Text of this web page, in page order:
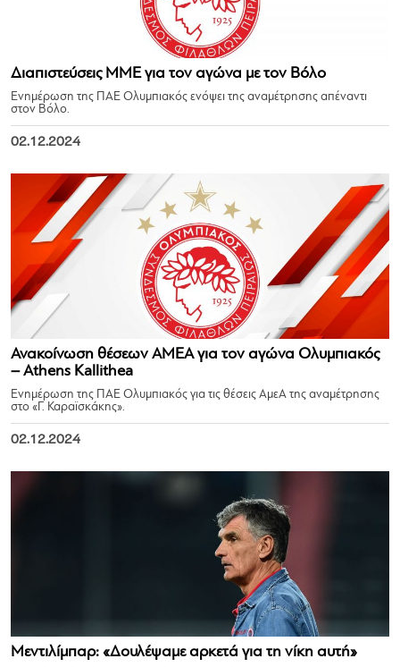
Διαπιστεύσεις ΜΜΕ για τον αγώνα με τον Βόλο
Ενημέρωση της ΠΑΕ Ολυμπιακός ενόψει της αναμέτρησης απέναντι
στον Βόλο.
02.12.2024
Ανακοίνωση θέσεων ΑΜΕΑ για τον αγώνα Ολυμπιακός
– Athens Kallithea
Ενημέρωση της ΠΑΕ Ολυμπιακός για τις θέσεις ΑμεΑ της αναμέτρησης
στο «Γ. Καραϊσκάκης».
02.12.2024
Μεντιλίμπαρ: «Δουλέψαμε αρκετά για τη νίκη αυτή»